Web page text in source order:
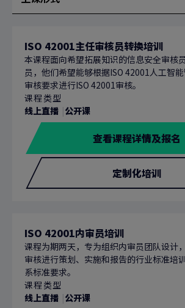
类
别
上
式
ISO 42001主任审核员转换培训
本课程面向希望拓展知识的信息安全审核
员，他们希望能够根据ISO 42001人工智
审核要求进行ISO 42001审核。
课程类型
线上直播 公开课
查看课程详情及报名
定制化培训
ISO 42001内审员培训
课程为期两天，专为组织内审员团队设计
审核进行策划、实施和报告的行业标准培
系标准要求。
课程类型
线上直播 公开课